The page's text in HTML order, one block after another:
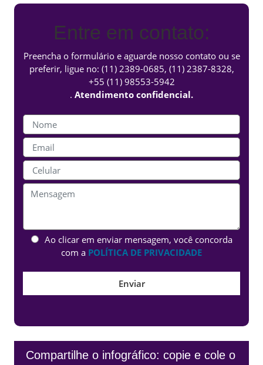
Entre em contato:
Preencha o formulário e aguarde nosso contato ou se
preferir, ligue no: (11) 2389-0685, (11) 2387-8328,
+55 (11) 98553-5942
. Atendimento confidencial.
Ao clicar em enviar mensagem, você concorda
com a POLÍTICA DE PRIVACIDADE
Compartilhe o infográfico: copie e cole o